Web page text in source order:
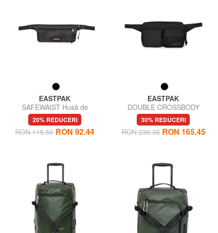
EASTPAK
SAFEWAIST Husă de
călătorie sigură
20% REDUCERI
RON 115.56 RON 92.44
EASTPAK
DOUBLE CROSSBODY
Borsetă cu mai multe
buzunare
30% REDUCERI
RON 236.36 RON 165.45